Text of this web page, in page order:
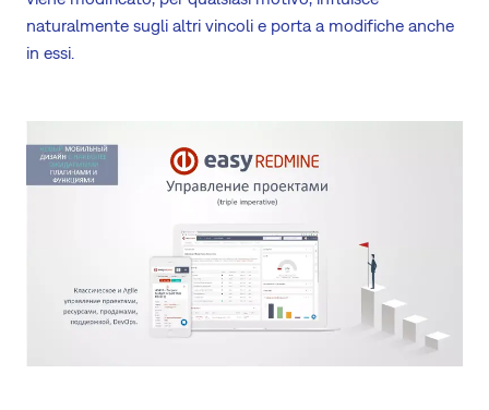
naturalmente sugli altri vincoli e porta a modifiche anche
in essi.